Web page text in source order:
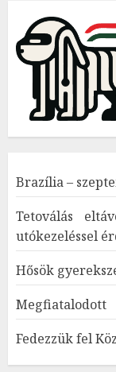
Brazília –
Tetoválás
utókezeléssel
Hősök
Megfiatalodott
Fedezzük fel